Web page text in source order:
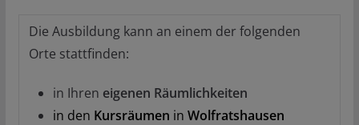
Die Ausbildung kann an einem der folgenden
Orte stattfinden:
in Ihren eigenen Räumlichkeiten
in den Kursräumen in Wolfratshausen